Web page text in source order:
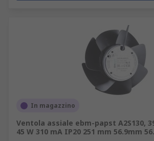
In magazzino
Ventola assiale ebm-papst A2S130,
45 W 310 mA IP20 251 mm 56.9mm